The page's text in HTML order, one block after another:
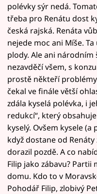
polévky sýr nedá.
třeba pro Renátu dost
česká rajská. Renáta
nejede moc ani Míše.
plody. Ale ani národním
nezavděčí všem, s
prostě někteří
čekal ve finále větší
zdála kyselá polévka, i
redukcí“, který
kyselý. Ovšem kysele
když dostane od
dorazil pozdě. A co
Filip jako zábavu?
domu. Kdo to v
Pohodář Filip, zlobivý